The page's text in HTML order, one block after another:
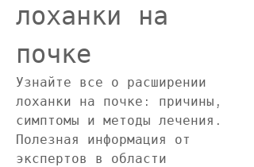
лоханки на
почке
Узнайте все о расширении
лоханки на почке: причины,
симптомы и методы лечения.
Полезная информация от
экспертов в области